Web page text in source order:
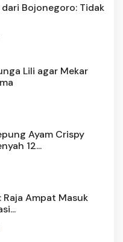
Bojonegoro: Tidak
Lili agar Mekar
Ayam Crispy
12...
Raja Ampat Masuk